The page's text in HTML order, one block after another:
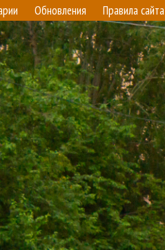
Обновления Правила сайта